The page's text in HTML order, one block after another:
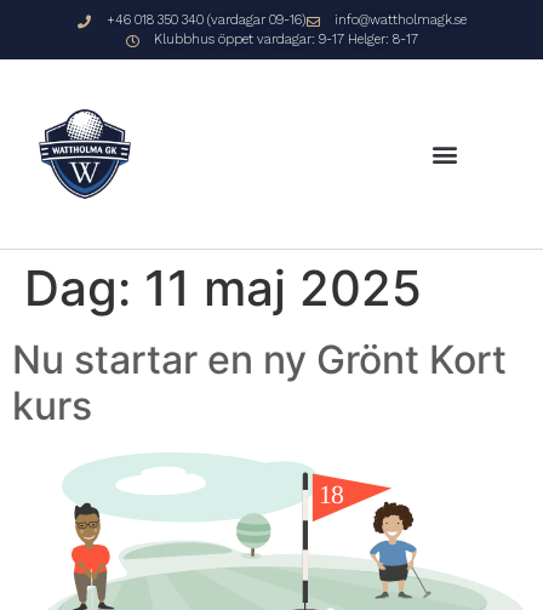
+46 018 350 340 (vardagar 09-16)
info@wattholmagk.se
Klubbhus öppet vardagar: 9-17 Helger: 8-17
Dag: 11 maj 2025
Nu startar en ny Grönt Kort
kurs